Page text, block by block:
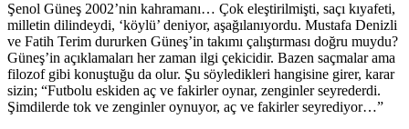
Şenol Güneş 2002’nin kahramanı… Çok eleştirilmişti, saçı kıyafeti,
milletin dilindeydi, ‘köylü’ deniyor, aşağılanıyordu. Mustafa Denizli
ve Fatih Terim dururken Güneş’in takımı çalıştırması doğru muydu?
Güneş’in açıklamaları her zaman ilgi çekicidir. Bazen saçmalar ama
filozof gibi konuştuğu da olur. Şu söyledikleri hangisine girer, karar
sizin; “Futbolu eskiden aç ve fakirler oynar, zenginler seyrederdi.
Şimdilerde tok ve zenginler oynuyor, aç ve fakirler seyrediyor…”